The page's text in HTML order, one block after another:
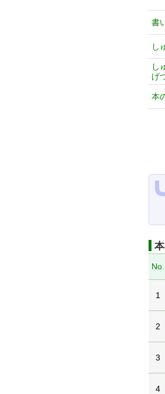
書
し
し
げ
本
No.
1
2
3
4